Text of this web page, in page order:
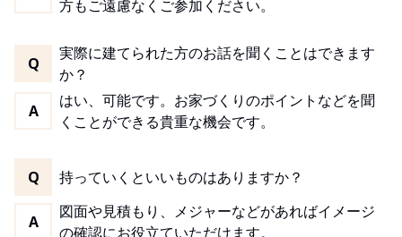
方もご遠慮なくご参加ください。
Q
実際に建てられた方のお話を聞くことはできます
か？
A
はい、可能です。お家づくりのポイントなどを聞
くことができる貴重な機会です。
Q 持っていくといいものはありますか？
A
図面や見積もり、メジャーなどがあればイメージ
の確認にお役立ていただけます。